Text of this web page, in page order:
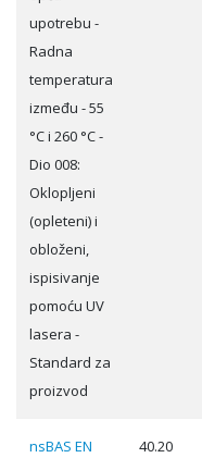
upotrebu -
Radna
temperatura
između - 55
°C i 260 °C -
Dio 008:
Oklopljeni
(opleteni) i
obloženi,
ispisivanje
pomoću UV
lasera -
Standard za
proizvod
nsBAS EN
40.20